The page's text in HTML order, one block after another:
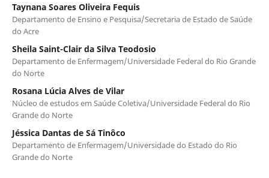
Taynana Soares Oliveira Fequis
Departamento de Ensino e Pesquisa/Secretaria de Estado de Saúde
do Acre
Sheila Saint-Clair da Silva Teodosio
Departamento de Enfermagem/Universidade Federal do Rio Grande
do Norte
Rosana Lúcia Alves de Vilar
Núcleo de estudos em Saúde Coletiva/Universidade Federal do Rio
Grande do Norte
Jéssica Dantas de Sá Tinôco
Departamento de Enfermagem/Universidade do Estado do Rio
Grande do Norte